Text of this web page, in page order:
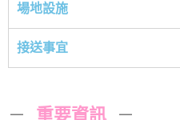
場地設施
接送事宜
－ 重要資訊 －